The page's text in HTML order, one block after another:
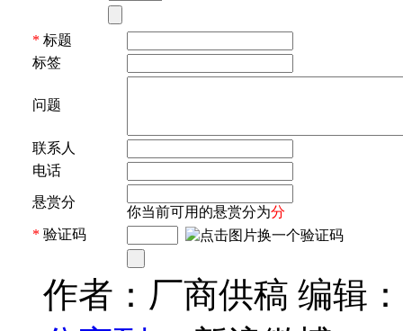
* 标题
标签
问题
联系人
电话
悬赏分
你当前可用的悬赏分为分
* 验证码
作者：厂商供稿 编辑：